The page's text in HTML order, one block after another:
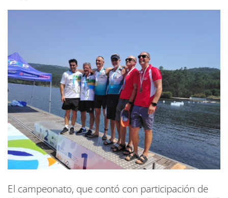
El campeonato, que contó con participación de